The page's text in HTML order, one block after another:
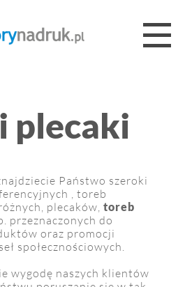
plecaki
Państwo szeroki
, toreb
plecaków, toreb
przeznaczonych do
oraz promocji
społecznościowych.
wygodę naszych klientów